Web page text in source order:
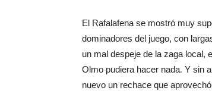
El Rafalafena se mostró muy
dominadores del juego, con
un mal despeje de la zaga local,
Olmo pudiera hacer nada. Y sin
nuevo un rechace que